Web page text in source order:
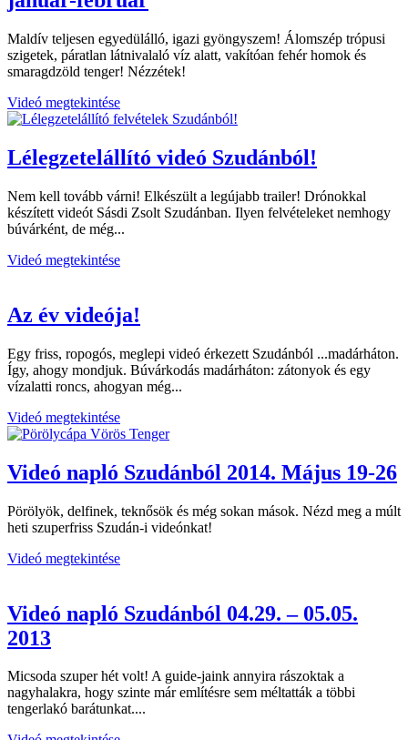
Maldív teljesen egyedülálló, igazi gyöngyszem! Álomszép trópusi
szigetek, páratlan látnivalaló víz alatt, vakítóan fehér homok és
smaragdzöld tenger! Nézzétek!
Videó megtekintése
Lélegzetelállító videó Szudánból!
Nem kell tovább várni! Elkészült a legújabb trailer! Drónokkal
készített videót Sásdi Zsolt Szudánban. Ilyen felvételeket nemhogy
búvárként, de még...
Videó megtekintése
Az év videója!
Egy friss, ropogós, meglepi videó érkezett Szudánból ...madárháton.
Így, ahogy mondjuk. Búvárkodás madárháton: zátonyok és egy
vízalatti roncs, ahogyan még...
Videó megtekintése
Videó napló Szudánból 2014. Május 19-26
Pörölyök, delfinek, teknősök és még sokan mások. Nézd meg a múlt
heti szuperfriss Szudán-i videónkat!
Videó megtekintése
Videó napló Szudánból 04.29. – 05.05.
2013
Micsoda szuper hét volt! A guide-jaink annyira rászoktak a
nagyhalakra, hogy szinte már említésre sem méltatták a többi
tengerlakó barátunkat....